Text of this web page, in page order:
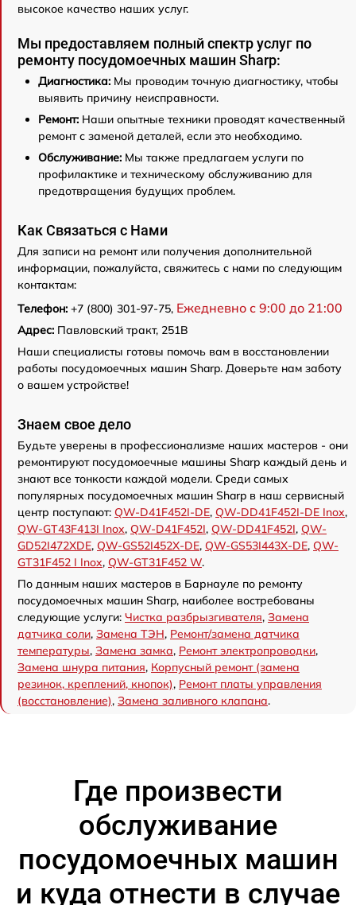
высокое качество наших услуг.
Мы предоставляем полный спектр услуг по
ремонту посудомоечных машин Sharp:
Диагностика: Мы проводим точную диагностику, чтобы
выявить причину неисправности.
Ремонт: Наши опытные техники проводят качественный
ремонт с заменой деталей, если это необходимо.
Обслуживание: Мы также предлагаем услуги по
профилактике и техническому обслуживанию для
предотвращения будущих проблем.
Как Связаться с Нами
Для записи на ремонт или получения дополнительной
информации, пожалуйста, свяжитесь с нами по следующим
контактам:
Телефон: +7 (800) 301-97-75, Ежедневно с 9:00 до 21:00
Адрес: Павловский тракт, 251В
Наши специалисты готовы помочь вам в восстановлении
работы посудомоечных машин Sharp. Доверьте нам заботу
о вашем устройстве!
Знаем свое дело
Будьте уверены в профессионализме наших мастеров - они
ремонтируют посудомоечные машины Sharp каждый день и
знают все тонкости каждой модели. Среди самых
популярных посудомоечных машин Sharp в наш сервисный
центр поступают: QW-D41F452I-DE, QW-DD41F452I-DE Inox,
QW-GT43F413I Inox, QW-D41F452I, QW-DD41F452I, QW-
GD52I472XDE, QW-GS52I452X-DE, QW-GS53I443X-DE, QW-
GT31F452 I Inox, QW-GT31F452 W.
По данным наших мастеров в Барнауле по ремонту
посудомоечных машин Sharp, наиболее востребованы
следующие услуги: Чистка разбрызгивателя, Замена
датчика соли, Замена ТЭН, Ремонт/замена датчика
температуры, Замена замка, Ремонт электропроводки,
Замена шнура питания, Корпусный ремонт (замена
резинок, креплений, кнопок), Ремонт платы управления
(восстановление), Замена заливного клапана.
Где произвести
обслуживание
посудомоечных машин
и куда отнести в случае